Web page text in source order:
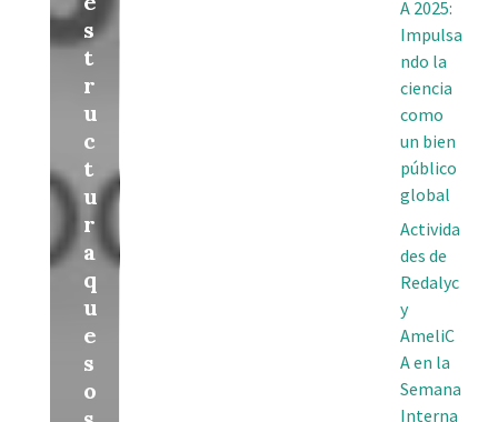
s
t
r
u
c
t
u
r
a
q
u
e
s
o
A 2025:
Impulsa
ndo la
ciencia
como
un bien
público
global
Activida
des de
Redalyc
y
AmeliC
A en la
Semana
Interna